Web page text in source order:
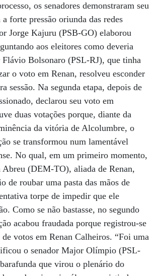
os senadores demonstraram seu
forte pressão oriunda das redes
Jorge Kajuru (PSB-GO) elaborou
aos eleitores como deveria
Flávio Bolsonaro (PSL-RJ), que tinha
o voto em Renan, resolveu esconder
sessão. Na segunda etapa, depois de
declarou seu voto em
duas votações porque, diante da
da vitória de Alcolumbre, o
se transformou num lamentável
No qual, em um primeiro momento,
Abreu (DEM-TO), aliada de Renan,
de roubar uma pasta das mãos de
torpe de impedir que ele
Como se não bastasse, no segundo
acabou fraudada porque registrou-se
votos em Renan Calheiros. “Foi uma
o senador Major Olímpio (PSL-
que virou o plenário do